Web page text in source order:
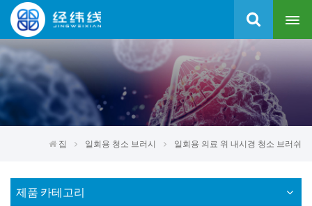
집 일회용 청소 브러시 일회용 의료 위 내시경 청소 브러쉬
제품 카테고리